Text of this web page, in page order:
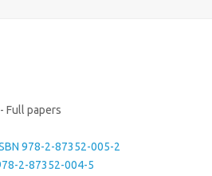
Full papers
978-2-87352-005-2
2-87352-004-5